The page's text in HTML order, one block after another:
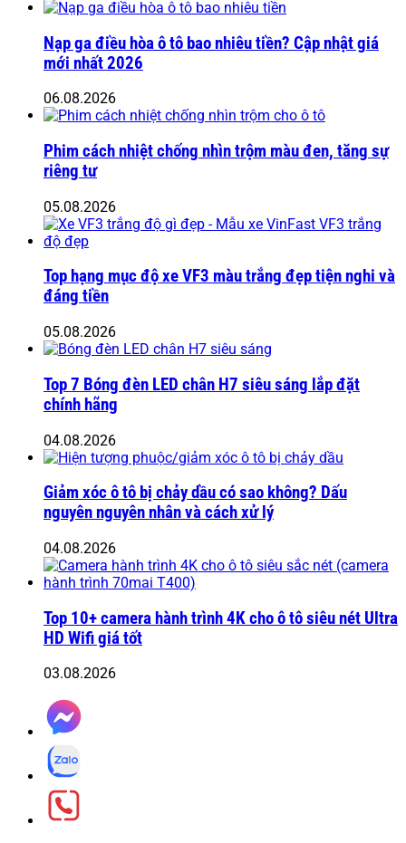
Nạp ga điều hòa ô tô bao nhiêu tiền? Cập nhật giá
mới nhất 2026
06.08.2026
Phim cách nhiệt chống nhìn trộm màu đen, tăng sự
riêng tư
05.08.2026
Top hạng mục độ xe VF3 màu trắng đẹp tiện nghi và
đáng tiền
05.08.2026
Top 7 Bóng đèn LED chân H7 siêu sáng lắp đặt
chính hãng
04.08.2026
Giảm xóc ô tô bị chảy dầu có sao không? Dấu
nguyên nguyên nhân và cách xử lý
04.08.2026
Top 10+ camera hành trình 4K cho ô tô siêu nét Ultra
HD Wifi giá tốt
03.08.2026